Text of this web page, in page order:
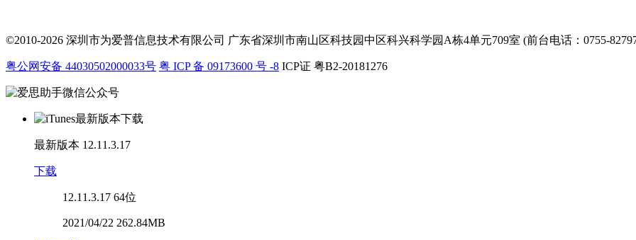
©2010-2026 深圳市为爱普信息技术有限公司 广东省深圳市南山区科技园中区科兴科学园A栋4单元709室 (前台电话：0755-
粤公网安备 44030502000033号 粤 ICP 备 09173600 号 -8 ICP证 粤B2-20181276
最新版本 12.11.3.17
下载
12.11.3.17 64位
2021/04/22 262.84MB